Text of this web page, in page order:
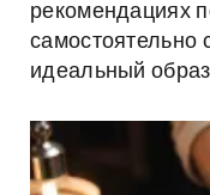
рекомендациях
самостоятельно
идеальный